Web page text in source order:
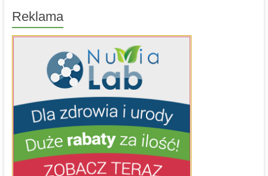
Reklama